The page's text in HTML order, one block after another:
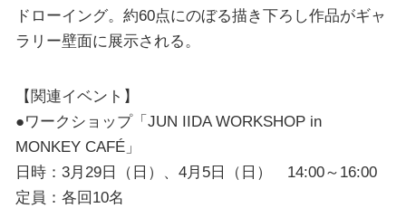
ドローイング。約60点にのぼる描き下ろし作品がギャ
ラリー壁面に展示される。
【関連イベント】
●ワークショップ「JUN IIDA WORKSHOP in
MONKEY CAFÉ」
日時：3月29日（日）、4月5日（日） 14:00～16:00
定員：各回10名